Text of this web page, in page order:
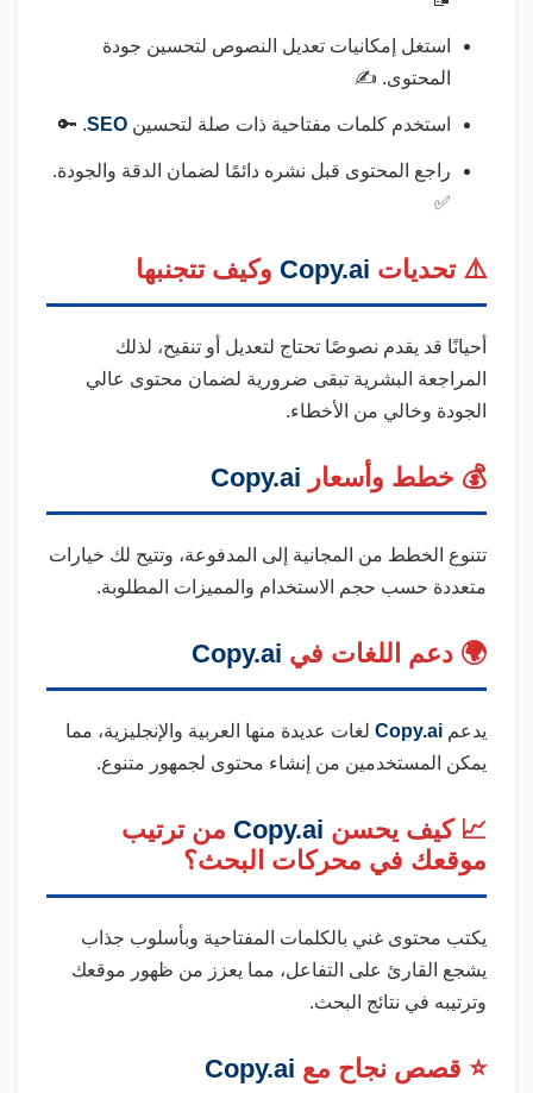
استغل إمكانيات تعديل النصوص لتحسين جودة
المحتوى. ✍️
استخدم كلمات مفتاحية ذات صلة لتحسين SEO
. 🔑
راجع المحتوى قبل نشره دائمًا لضمان الدقة والجودة.
✅
⚠️ تحديات Copy.ai وكيف تتجنبها
أحيانًا قد يقدم نصوصًا تحتاج لتعديل أو تنقيح، لذلك
المراجعة البشرية تبقى ضرورية لضمان محتوى عالي
الجودة وخالي من الأخطاء.
💰 خطط وأسعار Copy.ai
تتنوع الخطط من المجانية إلى المدفوعة، وتتيح لك خيارات
متعددة حسب حجم الاستخدام والمميزات المطلوبة.
🌍 دعم اللغات في Copy.ai
يدعم Copy.ai لغات عديدة منها العربية والإنجليزية، مما
يمكن المستخدمين من إنشاء محتوى لجمهور متنوع.
📈 كيف يحسن Copy.ai من ترتيب
موقعك في محركات البحث؟
يكتب محتوى غني بالكلمات المفتاحية وبأسلوب جذاب
يشجع القارئ على التفاعل، مما يعزز من ظهور موقعك
وترتيبه في نتائج البحث.
⭐ قصص نجاح مع Copy.ai